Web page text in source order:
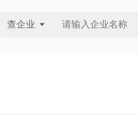
查企业